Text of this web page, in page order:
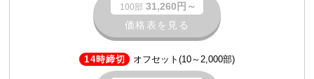
100部 31,260円～
価格表を見る
14時締切 オフセット(10～2,000部)